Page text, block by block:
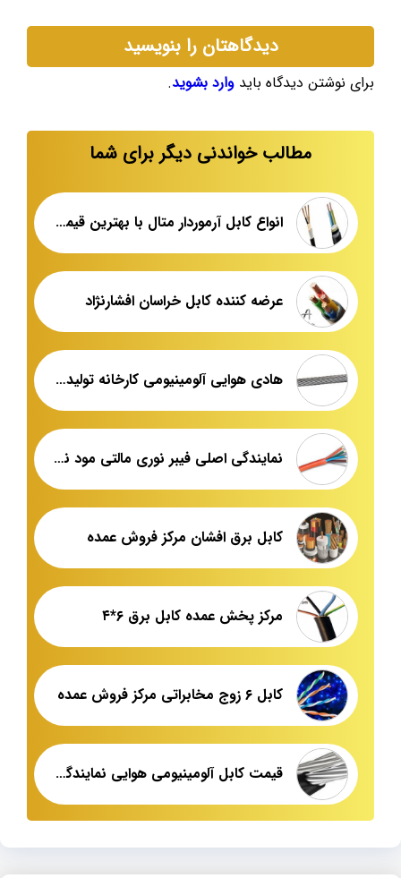
دیدگاهتان را بنویسید
برای نوشتن دیدگاه باید وارد بشوید.
مطالب خواندنی دیگر برای شما
انواع کابل آرموردار متال با بهترین قیمت
عرضه کننده کابل خراسان افشارنژاد
هادی هوایی آلومینیومی کارخانه تولید در ایران
نمایندگی اصلی فیبر نوری مالتی مود نگزنس
کابل برق افشان مرکز فروش عمده
مرکز پخش عمده کابل برق ۶*۴
کابل ۶ زوج مخابراتی مرکز فروش عمده
قیمت کابل آلومینیومی هوایی نمایندگی فروش